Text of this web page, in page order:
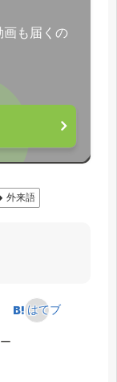
画も届くの
外来語
はてブ